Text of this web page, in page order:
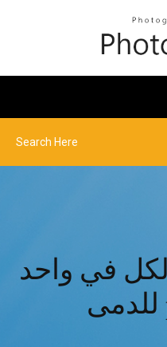
في واحد